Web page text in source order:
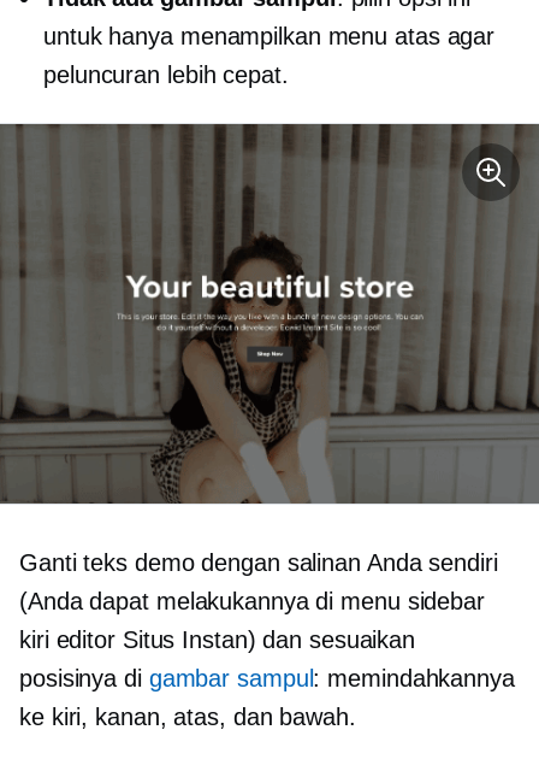
untuk hanya menampilkan menu atas agar
peluncuran lebih cepat.
Ganti teks demo dengan salinan Anda sendiri
(Anda dapat melakukannya di menu sidebar
kiri editor Situs Instan) dan sesuaikan
posisinya di gambar sampul : memindahkannya
ke kiri, kanan, atas, dan bawah.